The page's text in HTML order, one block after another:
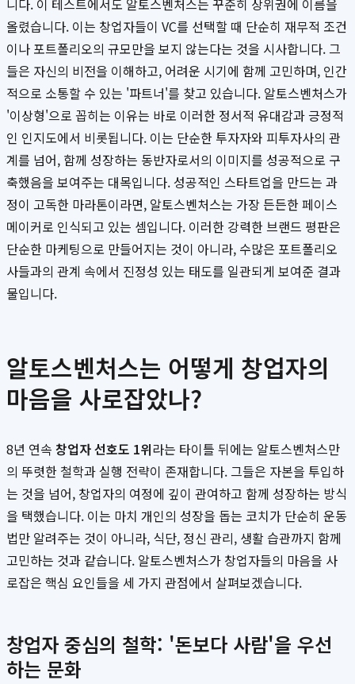
니다. 이 테스트에서도 알토스벤처스는 꾸준히 상위권에 이름을
올렸습니다. 이는 창업자들이 VC를 선택할 때 단순히 재무적 조건
이나 포트폴리오의 규모만을 보지 않는다는 것을 시사합니다. 그
들은 자신의 비전을 이해하고, 어려운 시기에 함께 고민하며, 인간
적으로 소통할 수 있는 '파트너'를 찾고 있습니다. 알토스벤처스가
'이상형'으로 꼽히는 이유는 바로 이러한 정서적 유대감과 긍정적
인 인지도에서 비롯됩니다. 이는 단순한 투자자와 피투자사의 관
계를 넘어, 함께 성장하는 동반자로서의 이미지를 성공적으로 구
축했음을 보여주는 대목입니다. 성공적인 스타트업을 만드는 과
정이 고독한 마라톤이라면, 알토스벤처스는 가장 든든한 페이스
메이커로 인식되고 있는 셈입니다. 이러한 강력한 브랜드 평판은
단순한 마케팅으로 만들어지는 것이 아니라, 수많은 포트폴리오
사들과의 관계 속에서 진정성 있는 태도를 일관되게 보여준 결과
물입니다.
알토스벤처스는 어떻게 창업자의
마음을 사로잡았나?
8년 연속 창업자 선호도 1위라는 타이틀 뒤에는 알토스벤처스만
의 뚜렷한 철학과 실행 전략이 존재합니다. 그들은 자본을 투입하
는 것을 넘어, 창업자의 여정에 깊이 관여하고 함께 성장하는 방식
을 택했습니다. 이는 마치 개인의 성장을 돕는 코치가 단순히 운동
법만 알려주는 것이 아니라, 식단, 정신 관리, 생활 습관까지 함께
고민하는 것과 같습니다. 알토스벤처스가 창업자들의 마음을 사
로잡은 핵심 요인들을 세 가지 관점에서 살펴보겠습니다.
창업자 중심의 철학: '돈보다 사람'을 우선
하는 문화